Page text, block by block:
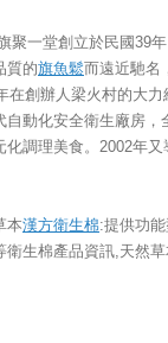
聚一堂創立於民國39
質的旗魚鬆而遠近馳名
在創辦人梁火村的大
動化安全衛生廠房，
調理美食。2002年
本漢方衛生棉:提供功
生棉產品資訊,天然